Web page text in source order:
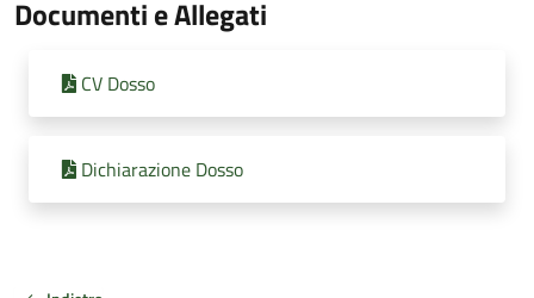
Documenti e Allegati
CV Dosso
Dichiarazione Dosso